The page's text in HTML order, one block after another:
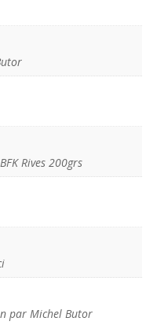
Rives 200grs
par Michel Butor